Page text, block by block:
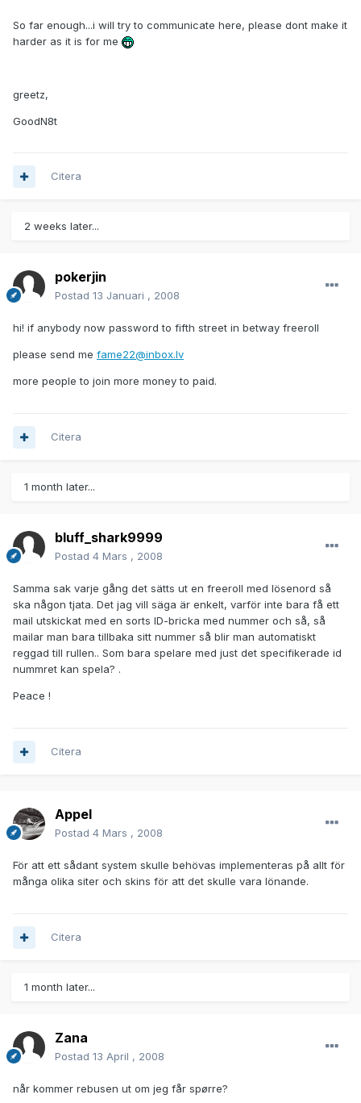
So far enough...i will try to communicate here, please dont make it
harder as it is for me
greetz,
GoodN8t
Citera
2 weeks later...
pokerjin
Postad 13 Januari , 2008
hi! if anybody now password to fifth street in betway freeroll
please send me fame22@inbox.lv
more people to join more money to paid.
Citera
1 month later...
bluff_shark9999
Postad 4 Mars , 2008
Samma sak varje gång det sätts ut en freeroll med lösenord så
ska någon tjata. Det jag vill säga är enkelt, varför inte bara få ett
mail utskickat med en sorts ID-bricka med nummer och så, så
mailar man bara tillbaka sitt nummer så blir man automatiskt
reggad till rullen.. Som bara spelare med just det specifikerade id
nummret kan spela? .
Peace !
Citera
Appel
Postad 4 Mars , 2008
För att ett sådant system skulle behövas implementeras på allt för
många olika siter och skins för att det skulle vara lönande.
Citera
1 month later...
Zana
Postad 13 April , 2008
når kommer rebusen ut om jeg får spørre?